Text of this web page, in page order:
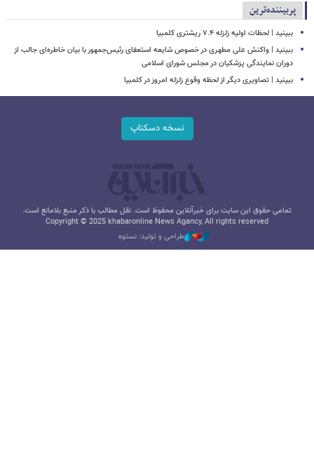
پربیننده‌ترین
ببینید | لحظات اولیه زلزله ۷.۴ ریشتری کلمبیا
ببینید | واکنش علی مطهری در خصوص شایعه استعفای رئیس‌جمهور با بیان خاطره‌ای جالب از
دوران نمایندگی پزشکیان در مجلس شورای اسلامی
ببینید | تصاویری دیگر از لحظه وقوع زلزله امروز در کلمبیا
نسخه دسکتاپ
تمامی حقوق این سایت برای خبرآنلاین محفوظ است. نقل مطالب با ذکر منبع بلامانع است.
Copyright © 2025 khabaronline News Agancy, All rights reserved
طراحی و تولید: نستوه